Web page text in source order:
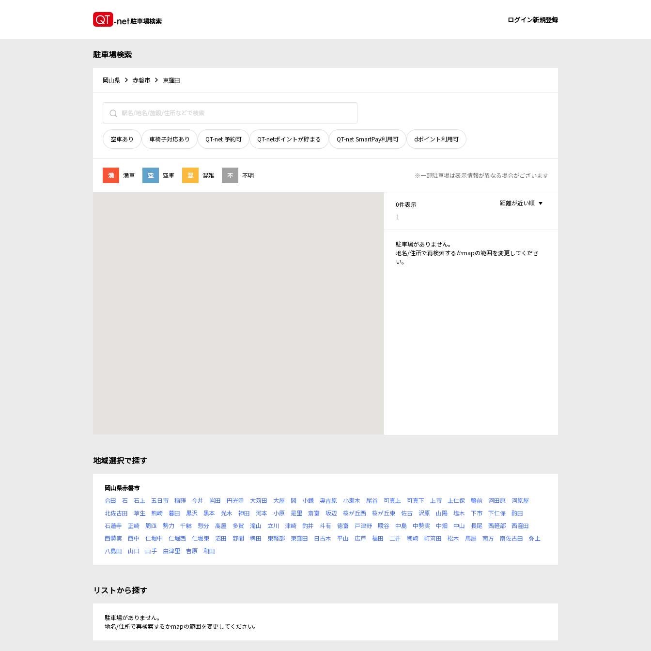
駐車場検索 ログイン新規登録
駐車場検索
岡山県 赤磐市 東窪田
空車あり 車椅子対応あり QT-net 予約可 QT-netポイントが貯まる QT-net SmartPay利用可 dポイント利用可
満 満車 空 空車 混 混雑 不 不明 ※一部駐車場は表示情報が異なる場合がございます
0件表示
1
距離が近い順
駐車場がありません。
地名/住所で再検索するかmapの範囲を変更してくださ
い。
地域選択で探す
岡山県赤磐市
合田
石 石上 五日市 稲蒔 今井 岩田 円光寺 大苅田 大屋 岡 小鎌 奥吉原 小瀬木 尾谷 可真上 可真下 上市 上仁保 鴨前 河田原
河原屋
北佐古田
草生 熊崎 暮田 黒沢 黒本 光木 神田 河本 小原 是里 斎富 坂辺 桜が丘西 桜が丘東 佐古 沢原 山陽 塩木 下市 下仁保
酌田
石蓮寺
正崎 周匝 勢力 千躰 惣分 高屋 多賀 滝山 立川 津崎 釣井 斗有 徳富 戸津野 殿谷 中島 中勢実 中畑 中山 長尾 西軽部
西窪田
西勢実
西中 仁堀中 仁堀西 仁堀東 沼田 野間 稗田 東軽部 東窪田 日古木 平山 広戸 福田 二井 穂崎 町苅田 松木 馬屋 南方 南佐古田
弥上
八島田
山口 山手 由津里 吉原 和田
リストから探す
駐車場がありません。
地名/住所で再検索するかmapの範囲を変更してください。